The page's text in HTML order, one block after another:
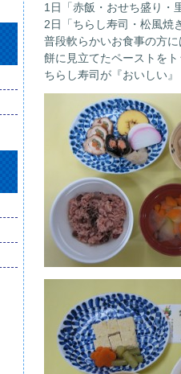
1日「赤飯・おせち盛り・
2日「ちらし寿司・松風焼
普段軟らかいお食事の方
餅に見立てたペーストを
ちらし寿司が『おいしい